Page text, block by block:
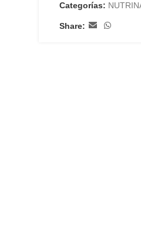
Categorías:
Share: